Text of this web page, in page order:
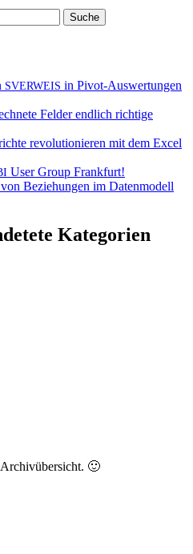
SVERWEIS in Pivot-Auswertungen
Felder endlich richtige
revolutionieren mit dem Excel
User Group Frankfurt!
Beziehungen im Datenmodell
Kategorien
🙂